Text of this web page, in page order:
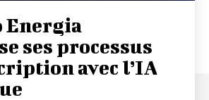
Energia
ses processus
avec l’IA